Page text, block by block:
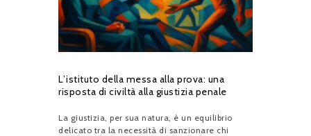
L’istituto della messa alla prova: una
risposta di civiltà alla giustizia penale
La giustizia, per sua natura, è un equilibrio
delicato tra la necessità di sanzionare chi